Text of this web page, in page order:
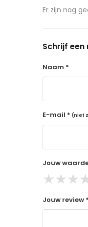
14
Binnen
De
Er zijn nog
Schrijf een
Naam *
E-mail * (niet
Jouw
★★★
Jouw review *